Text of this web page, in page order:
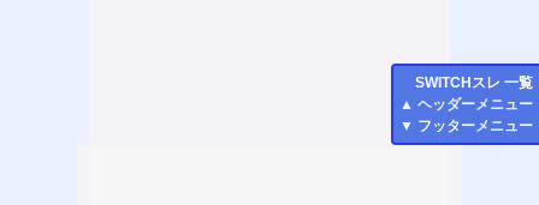
SWITCH スレ 一覧
▲ ヘッダーメニュー
▼ フッターメニュー